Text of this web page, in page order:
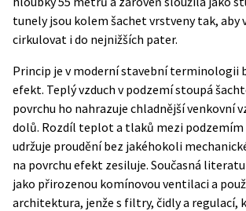
tunely jsou kolem šachet vrstveny tak, aby
cirkulovat i do nejnižších pater.
Princip je v moderní stavební terminologii
efekt. Teplý vzduch v podzemí stoupá
povrchu ho nahrazuje chladnější venkovní
dolů. Rozdíl teplot a tlaků mezi podzemím
udržuje proudění bez jakéhokoli
na povrchu efekt zesiluje. Současná
jako přirozenou komínovou ventilaci a
architektura, jenže s filtry, čidly a regulací,